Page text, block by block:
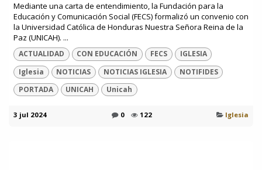
Mediante una carta de entendimiento, la Fundación para la
Educación y Comunicación Social (FECS) formalizó un convenio con
la Universidad Católica de Honduras Nuestra Señora Reina de la
Paz (UNICAH). ...
ACTUALIDAD CON EDUCACIÓN FECS
IGLESIA
Iglesia
NOTICIAS NOTICIAS IGLESIA
NOTIFIDES
PORTADA
UNICAH Unicah
3 jul 2024 0 122 Iglesia